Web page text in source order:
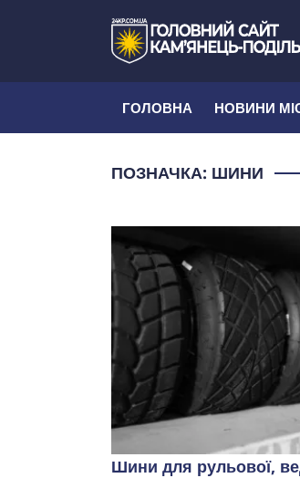
ГОЛОВНА НОВИНИ
ПОЗНАЧКА: ШИНИ
Шини для рульової,